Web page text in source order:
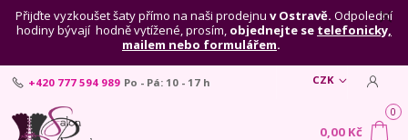
Přijďte vyzkoušet šaty přímo na naši prodejnu v Ostravě. Odpolední
hodiny bývají hodně vytížené, prosím, objednejte se telefonicky,
mailem nebo formulářem.
CZK
+420 777 594 989 Po - Pá: 10 - 17 h
0
0,00 Kč